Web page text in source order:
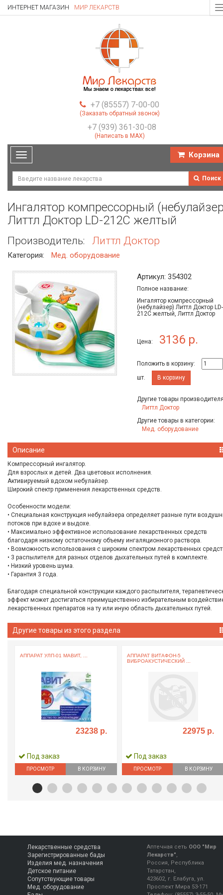
ИНТЕРНЕТ МАГАЗИН МИР ЛЕКАРСТВ
+7 (85557) 7-00-00
(Заказать обратный звонок)
+7 (939) 361-30-08
(Написать в MAX)
Toggle
navigation
Корзина
Поиск
Ингалятор компрессорный
Литтл Доктор LD-212C желтый
Производитель: Литтл Доктор
Категория: Мед. оборудование
Артикул: 354302
Полное название:
Ингалятор компрессорный
(небулайзер) Литтл Доктор LD-
212C желтый, Литтл Доктор
Цена: 3136 р.
Положить в корзину:
шт.
В корзину
Другие товары
Литтл Доктор
Другие товары в категории:
Мед. оборудование
Описание
Компрессорный ингалятор.
Для взрослых и детей. Два цветовых исполнения.
Активируемый вдохом небулайзер.
Широкий спектр применения лекарственных средств.
Особенности модели:
• Специальная конструкция небулайзера определяет разные пути
потоков при вдохе и выдохе.
• Максимально эффективное использование лекарственных средств
благодаря низкому остаточному объему ингаляционного раствора.
• Возможность использования с широким спектром лекарственных
• 3 распылителя для разных отделов дыхательных путей в комплекте.
• Низкий уровень шума.
• Гарантия 3 года.
Благодаря специальной конструкции каждого распылителя,
эффект может достигаться преимущественно избирательным
лекарственных препаратов на ту или иную область дыхательных путей.
Другие товары из этого раздела
АППАРАТ УЛП-01 МАВИТ, ...
23238 р.
Под заказ
ПРОСМОТР В КОРЗИНУ
АППАРАТ ВИТАФОН-5
ВИБРОАКУСТИЧЕСКИЙ ...
22975 р.
Под заказ
ПРОСМОТР В КОРЗИНУ
Лекарственные средства
Зарегистрированные бады
Изделия мед. назначения
Детское питание
Сопутствующие товары
Мед. оборудование
Аптечная сеть ООО "Мир
Лекарств",
Россия, Республика
Татарстан,
423602, г. Елабуга, ул.
Проспект Мира 53-171